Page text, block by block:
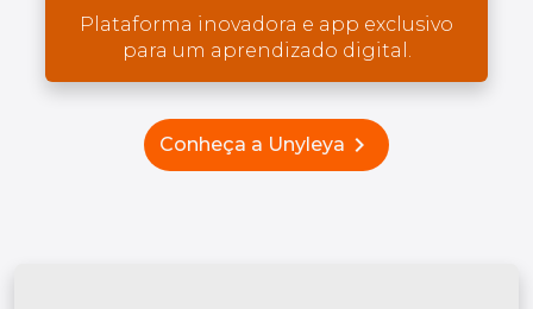
Plataforma inovadora e app exclusivo
para um aprendizado digital.
Conheça a Unyleya chevron_right